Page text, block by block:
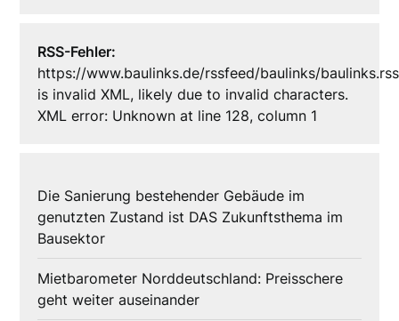
RSS-Fehler:
https://www.baulinks.de/rssfeed/baulinks/baulinks.rss
is invalid XML, likely due to invalid characters.
XML error: Unknown at line 128, column 1
Die Sanierung bestehender Gebäude im
genutzten Zustand ist DAS Zukunftsthema im
Bausektor
Mietbarometer Norddeutschland: Preisschere
geht weiter auseinander